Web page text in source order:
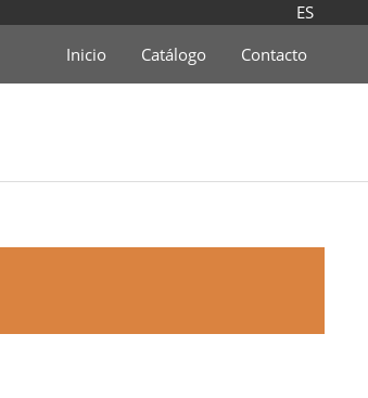
ES
Inicio
Catálogo Contacto